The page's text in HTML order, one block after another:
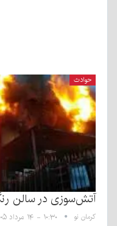
حوادث
آتش‌سوزی در سالن
کرمان نو ۱۰:۳۰ - ۱۴ مرداد ۱۴۰۵